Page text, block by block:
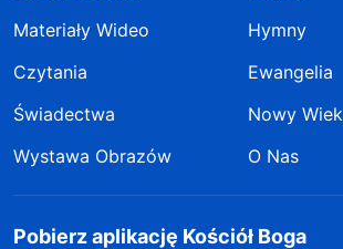
Materiały Wideo
Hymny
Czytania
Ewangelia
Świadectwa
Nowy Wiek
Wystawa Obrazów
O Nas
Pobierz aplikację Kościół Boga